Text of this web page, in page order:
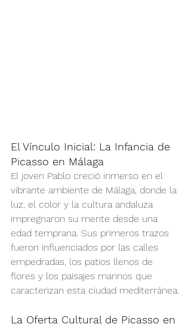
El Vínculo Inicial: La Infancia de
Picasso en Málaga
El joven Pablo creció inmerso en el
vibrante ambiente de Málaga, donde la
luz, el color y la cultura andaluza
impregnaron su mente desde una
edad temprana. Sus primeros trazos
fueron influenciados por las calles
empedradas, los patios llenos de
flores y los paisajes marinos que
caracterizan esta ciudad mediterránea.
La Oferta Cultural de Picasso en